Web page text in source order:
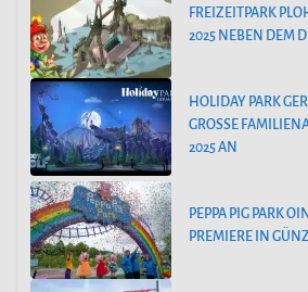
FREIZEITPARK
2025 NEBEN DEM
HOLIDAY PARK
GROSSE
025 AN
PEPPA PIG PARK
PREMIERE IN